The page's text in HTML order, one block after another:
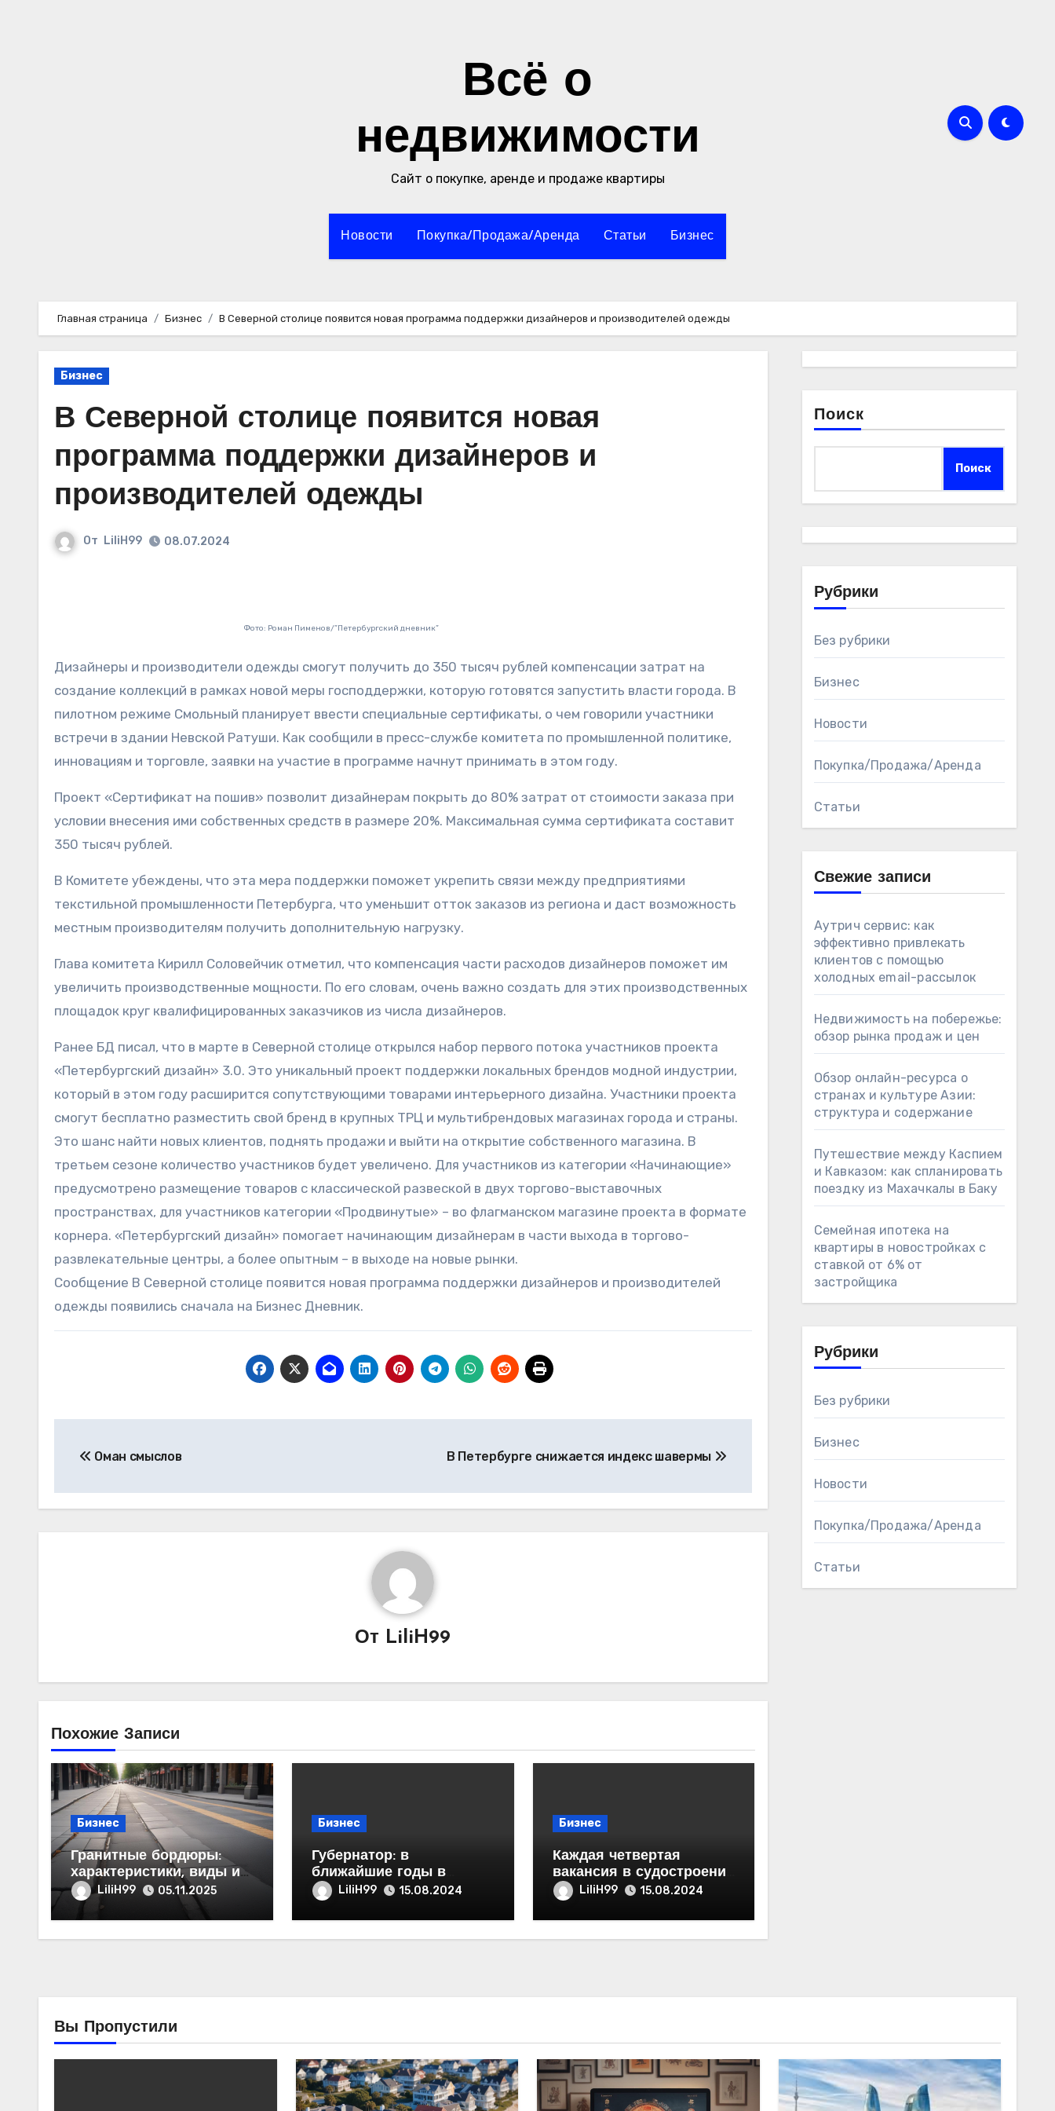
Всё о
недвижимости
Сайт о покупке, аренде и продаже квартиры
Новости Покупка/Продажа/Аренда Статьи Бизнес
Главная страница Бизнес В Северной столице появится новая программа поддержки дизайнеров и производителей одежды
Бизнес
В Северной столице появится новая
программа поддержки дизайнеров и
производителей одежды
От LiliH99 08.07.2024
Фото: Роман Пименов/”Петербургский дневник”
Дизайнеры и производители одежды смогут получить до 350 тысяч рублей компенсации затрат на
создание коллекций в рамках новой меры господдержки, которую готовятся запустить власти города. В
пилотном режиме Смольный планирует ввести специальные сертификаты, о чем говорили участники
встречи в здании Невской Ратуши. Как сообщили в пресс-службе комитета по промышленной политике,
инновациям и торговле, заявки на участие в программе начнут принимать в этом году.
Проект «Сертификат на пошив» позволит дизайнерам покрыть до 80% затрат от стоимости заказа при
условии внесения ими собственных средств в размере 20%. Максимальная сумма сертификата составит
350 тысяч рублей.
В Комитете убеждены, что эта мера поддержки поможет укрепить связи между предприятиями
текстильной промышленности Петербурга, что уменьшит отток заказов из региона и даст возможность
местным производителям получить дополнительную нагрузку.
Глава комитета Кирилл Соловейчик отметил, что компенсация части расходов дизайнеров поможет им
увеличить производственные мощности. По его словам, очень важно создать для этих производственных
площадок круг квалифицированных заказчиков из числа дизайнеров.
Ранее БД писал, что в марте в Северной столице открылся набор первого потока участников проекта
«Петербургский дизайн» 3.0. Это уникальный проект поддержки локальных брендов модной индустрии,
который в этом году расширится сопутствующими товарами интерьерного дизайна. Участники проекта
смогут бесплатно разместить свой бренд в крупных ТРЦ и мультибрендовых магазинах города и страны.
Это шанс найти новых клиентов, поднять продажи и выйти на открытие собственного магазина. В
третьем сезоне количество участников будет увеличено. Для участников из категории «Начинающие»
предусмотрено размещение товаров с классической развеской в двух торгово-выставочных
пространствах, для участников категории «Продвинутые» – во флагманском магазине проекта в формате
корнера. «Петербургский дизайн» помогает начинающим дизайнерам в части выхода в торгово-
развлекательные центры, а более опытным – в выходе на новые рынки.
Сообщение В Северной столице появится новая программа поддержки дизайнеров и производителей
одежды появились сначала на Бизнес Дневник.
по
записям
Оман смыслов В Петербурге снижается индекс шавермы
От LiliH99
Похожие Записи
Бизнес
Гранитные бордюры:
характеристики, виды и
области применения
LiliH99 05.11.2025
Бизнес
Губернатор: в
ближайшие годы в
городе появятся два
десятка новых
предприятий и порядка
50 тысяч рабочих мест
LiliH99 15.08.2024
Бизнес
Каждая четвертая
вакансия в судостроении
и судоремонте страны —
петербургская
LiliH99 15.08.2024
Поиск
Поиск
Рубрики
Без рубрики
Бизнес
Новости
Покупка/Продажа/Аренда
Статьи
Свежие записи
Аутрич сервис: как
эффективно привлекать
клиентов с помощью
холодных email-рассылок
Недвижимость на побережье:
обзор рынка продаж и цен
Обзор онлайн-ресурса о
странах и культуре Азии:
структура и содержание
Путешествие между Каспием
и Кавказом: как спланировать
поездку из Махачкалы в Баку
Семейная ипотека на
квартиры в новостройках с
ставкой от 6% от
застройщика
Рубрики
Без рубрики
Бизнес
Новости
Покупка/Продажа/Аренда
Статьи
Вы Пропустили